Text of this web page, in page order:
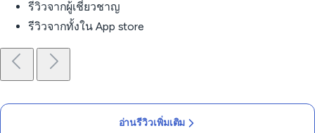
รีวิวจากผู้เชี่ยวชาญ
รีวิวจากทั้งใน App store
อ่านรีวิวเพิ่มเติม